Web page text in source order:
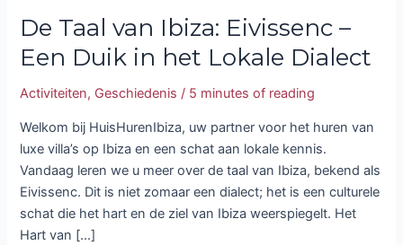
De Taal van Ibiza: Eivissenc –
Een Duik in het Lokale Dialect
Activiteiten, Geschiedenis / 5 minutes of reading
Welkom bij HuisHurenIbiza, uw partner voor het huren van
luxe villa’s op Ibiza en een schat aan lokale kennis.
Vandaag leren we u meer over de taal van Ibiza, bekend als
Eivissenc. Dit is niet zomaar een dialect; het is een culturele
schat die het hart en de ziel van Ibiza weerspiegelt. Het
Hart van […]